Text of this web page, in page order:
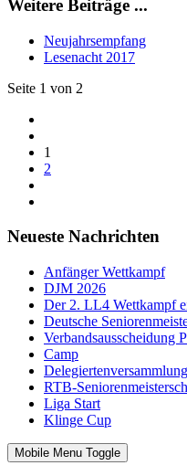
Weitere Beiträge ...
Neujahrsempfang
Lesenacht 2017
Seite 1 von 2
1
2
Neueste Nachrichten
Anfänger Wettkampf
DJM 2026
Der 2. LL4 Wettkampf
Deutsche
Verbandsausscheidung
Camp
RTB-
Liga Start
Klinge Cup
Mobile Menu Toggle